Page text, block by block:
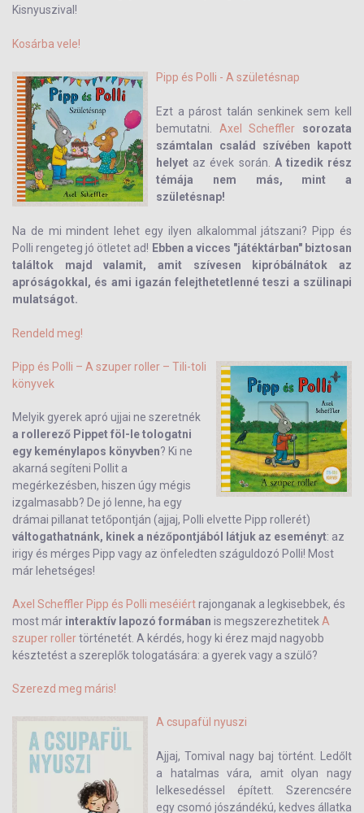
Kisnyuszival!
Kosárba vele!
Pipp és Polli - A születésnap
Ezt a párost talán senkinek sem kell
bemutatni. Axel Scheffler sorozata
számtalan család szívében kapott
helyet az évek során. A tizedik rész
témája nem más, mint a
születésnap!
Na de mi mindent lehet egy ilyen alkalommal játszani? Pipp és
Polli rengeteg jó ötletet ad! Ebben a vicces "játéktárban" biztosan
találtok majd valamit, amit szívesen kipróbálnátok az
apróságokkal, és ami igazán felejthetetlenné teszi a szülinapi
mulatságot.
Rendeld meg!
Pipp és Polli – A szuper roller – Tili-toli
könyvek
Melyik gyerek apró ujjai ne szeretnék
a rollerező Pippet föl-le tologatni
egy keménylapos könyvben? Ki ne
akarná segíteni Pollit a
megérkezésben, hiszen úgy mégis
izgalmasabb? De jó lenne, ha egy
drámai pillanat tetőpontján (ajjaj, Polli elvette Pipp rollerét)
váltogathatnánk, kinek a nézőpontjából látjuk az eseményt: az
irigy és mérges Pipp vagy az önfeledten száguldozó Polli! Most
már lehetséges!
Axel Scheffler Pipp és Polli meséiértrajonganak a legkisebbek, és
most már interaktív lapozó formában is megszerezhetitek A
szuper rollertörténetét. A kérdés, hogy ki érez majd nagyobb
késztetést a szereplők tologatására: a gyerek vagy a szülő?
Szerezd meg máris!
A csupafül nyuszi
Ajjaj, Tomival nagy baj történt. Ledőlt
a hatalmas vára, amit olyan nagy
lelkesedéssel épített. Szerencsére
egy csomó jószándékú, kedves állatka